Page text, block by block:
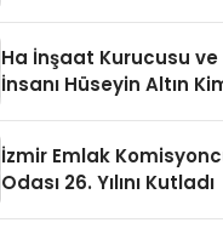
Geldi!
Ha İnşaat Kurucusu ve
İnsanı Hüseyin Altın
İzmir Emlak
Odası 26. Yılını Kutladı